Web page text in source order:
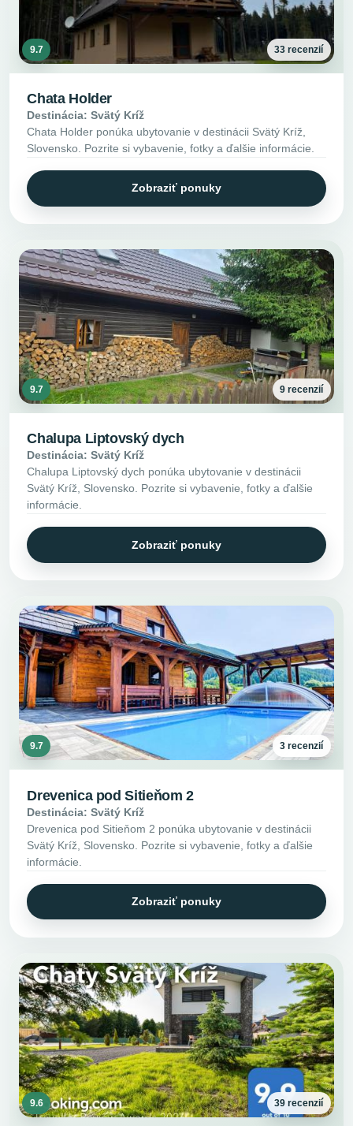
9.7 33 recenzií
Chata Holder
Destinácia: Svätý Kríž
Chata Holder ponúka ubytovanie v destinácii Svätý Kríž,
Slovensko. Pozrite si vybavenie, fotky a ďalšie informácie.
Zobraziť ponuky
9.7 9 recenzií
Chalupa Liptovský dych
Destinácia: Svätý Kríž
Chalupa Liptovský dych ponúka ubytovanie v destinácii
Svätý Kríž, Slovensko. Pozrite si vybavenie, fotky a ďalšie
informácie.
Zobraziť ponuky
9.7 3 recenzií
Drevenica pod Sitieňom 2
Destinácia: Svätý Kríž
Drevenica pod Sitieňom 2 ponúka ubytovanie v destinácii
Svätý Kríž, Slovensko. Pozrite si vybavenie, fotky a ďalšie
informácie.
Zobraziť ponuky
9.6 39 recenzií